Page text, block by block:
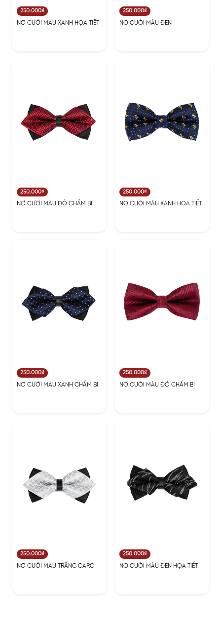
250.000₫
NƠ CƯỚI MÀU XANH HỌA TIẾT
250.000₫
NƠ CƯỚI MÀU ĐEN
250.000₫
NƠ CƯỚI MÀU ĐỎ CHẤM BI
250.000₫
NƠ CƯỚI MÀU XANH HỌA TIẾT
250.000₫
NƠ CƯỚI MÀU XANH CHẤM BI
250.000₫
NƠ CƯỚI MÀU ĐỎ CHẤM BI
250.000₫
NƠ CƯỚI MÀU TRẤNG CARO
250.000₫
NƠ CƯỚI MÀU ĐEN HỌA TIẾT